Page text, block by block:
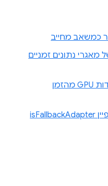
כמשאב מחייב
מאגרי נתונים זמניים
דוח ארכיטקטורה של יחידות GPU מהזמן
הוצאה משימוש של המאפיין isFallbackAdapter